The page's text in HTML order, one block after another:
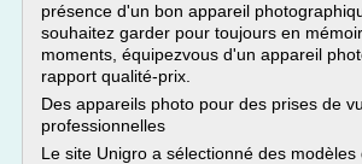
présence d'un bon appareil
souhaitez garder pour toujours en
moments, équipez­vous d'un appareil
rapport qualité-prix.
Des appareils photo pour des prises de
professionnelles
Le site Unigro a sélectionné des modèles